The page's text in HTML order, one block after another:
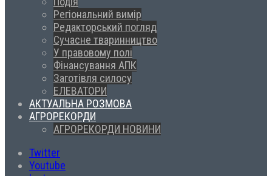
Регіональний вимір
Редакторський погляд
Сучасне тваринництво
У правовому полі
Фінансування АПК
Заготівля силосу
ЕЛЕВАТОРИ
АКТУАЛЬНА РОЗМОВА
АГРОРЕКОРДИ
АГРОРЕКОРДИ НОВИНИ
Twitter
Youtube